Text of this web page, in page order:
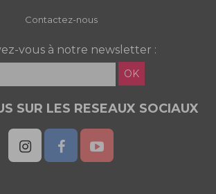
Contactez-nous
vous à notre newsletter :
OK
SUR LES RESEAUX SOCIAUX